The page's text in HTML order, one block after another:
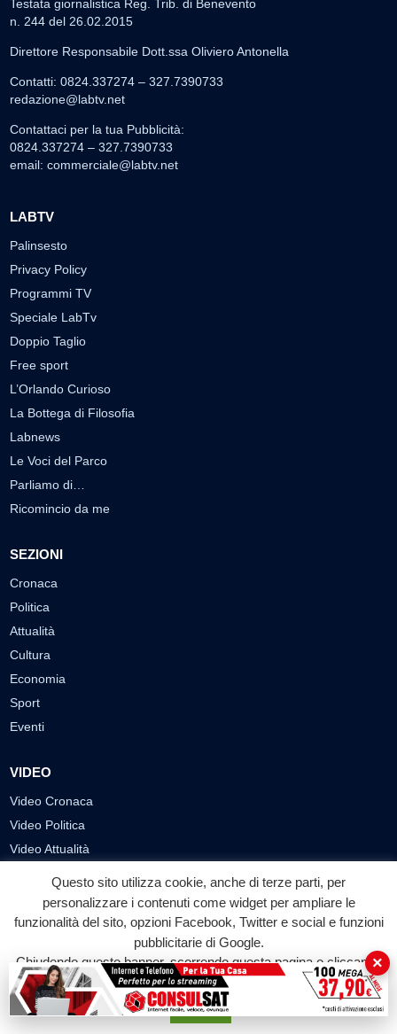
Testata giornalistica Reg. Trib. di Benevento
n. 244 del 26.02.2015
Direttore Responsabile Dott.ssa Oliviero Antonella
Contatti: 0824.337274 – 327.7390733
redazione@labtv.net
Contattaci per la tua Pubblicità:
0824.337274 – 327.7390733
email: commerciale@labtv.net
LABTV
Palinsesto
Privacy Policy
Programmi TV
Speciale LabTv
Doppio Taglio
Free sport
L’Orlando Curioso
La Bottega di Filosofia
Labnews
Le Voci del Parco
Parliamo di…
Ricomincio da me
SEZIONI
Cronaca
Politica
Attualità
Cultura
Economia
Sport
Eventi
VIDEO
Video Cronaca
Video Politica
Video Attualità
Video Sport
Video Curiosità
Video
Questo sito utilizza cookie, anche di terze parti, per
personalizzare i contenuti come widget per ampliare le
funzionalità del sito, opzioni Facebook, Twitter e social e funzioni
pubblicitarie di Google.
Chiudendo questo banner, scorrendo questa pagina o cliccando
su qualunque suo elemento acconsenti all'uso dei cookie.
Accetta
×